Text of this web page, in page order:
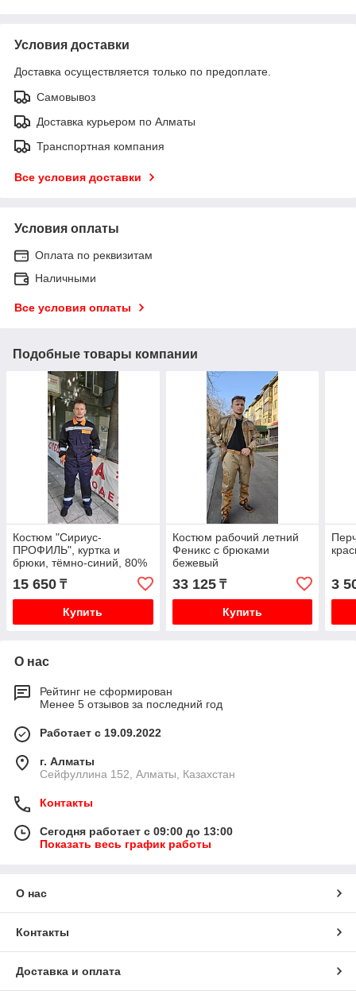
Условия доставки
Доставка осуществляется только по предоплате.
Самовывоз
Доставка курьером по Алматы
Транспортная компания
Все условия доставки
Условия оплаты
Оплата по реквизитам
Наличными
Все условия оплаты
Подобные товары компании
Костюм "Сириус-
ПРОФИЛЬ", куртка и
брюки, тёмно-синий, 80%
п/э, 20% х/б, 190 г/м2
15 650 ₸
Купить
Костюм рабочий летний
Феникс с брюками
бежевый
33 125₸
Купить
3
О нас
Рейтинг не сформирован
Менее 5 отзывов за последний год
Работает с 19.09.2022
г. Алматы
Сейфуллина 152, Алматы, Казахстан
Контакты
Сегодня работает с 09:00 до 13:00
Показать весь график работы
О нас
Контакты
Доставка и оплата